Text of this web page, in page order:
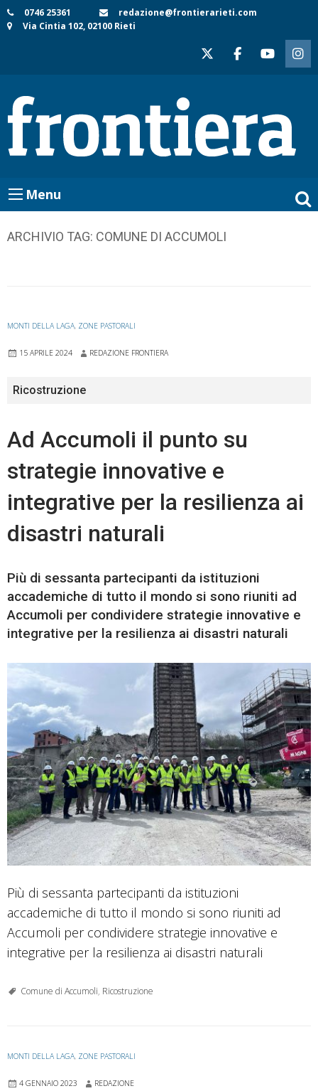
Skip
to
0746 25361
redazione@frontierarieti.com
Via Cintia 102, 02100 Rieti
Menu
ARCHIVIO TAG: COMUNE DI ACCUMOLI
MONTI DELLA LAGA, ZONE PASTORALI
15 APRILE 2024 REDAZIONE FRONTIERA
Ricostruzione
Ad Accumoli il punto su
strategie innovative e
integrative per la resilienza ai
disastri naturali
Più di sessanta partecipanti da istituzioni
accademiche di tutto il mondo si sono riuniti ad
Accumoli per condividere strategie innovative e
integrative per la resilienza ai disastri naturali
Più di sessanta partecipanti da istituzioni
accademiche di tutto il mondo si sono riuniti ad
Accumoli per condividere strategie innovative e
integrative per la resilienza ai disastri naturali
Comune di Accumoli, Ricostruzione
MONTI DELLA LAGA, ZONE PASTORALI
4 GENNAIO 2023 REDAZIONE